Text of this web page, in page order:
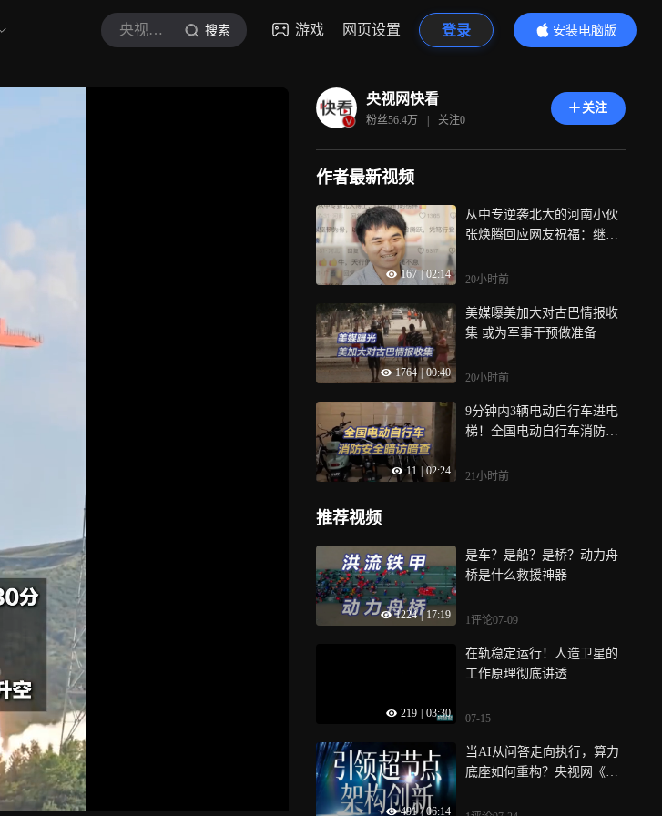
央视网快看 搜索 游戏 网页设置 登录
安装电脑版
内容更精彩
央视网快看
粉丝56.4万 | 关注0
关注
作者最新视频
167 | 02:14
从中专逆袭北大的河南小伙
张焕腾回应网友祝福：继续
20小时前
1764 00:40
美媒曝美加大对古巴情报收
集 或为军事干预做准备
20小时前
11 02:24
9分钟内3辆电动自行车进电
梯！全国电动自行车消防安
21小时前
推荐视频
1224 | 17:19
是车？是船？是桥？动力舟
桥是什么救援神器
1评论07-09
219 03:30
在轨稳定运行！人造卫星的
工作原理彻底讲透
07-15
491 | 06:14
当AI从问答走向执行，算力
底座如何重构？央视网《科
心标准、系统工程到产业实